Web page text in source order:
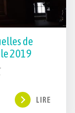
de
2019
LIRE